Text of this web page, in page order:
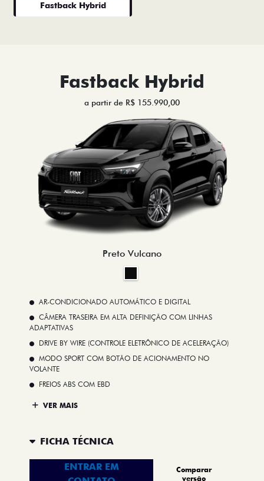
Fastback Hybrid
Fastback Hybrid
a partir de R$ 155.990,00
Preto Vulcano
AR-CONDICIONADO AUTOMÁTICO E DIGITAL
CÂMERA TRASEIRA EM ALTA DEFINIÇÃO COM LINHAS
ADAPTATIVAS
DRIVE BY WIRE (CONTROLE ELETRÔNICO DE ACELERAÇÃO)
MODO SPORT COM BOTÃO DE ACIONAMENTO NO
VOLANTE
FREIOS ABS COM EBD
VER MAIS
FICHA TÉCNICA
ENTRAR EM
Comparar
versão